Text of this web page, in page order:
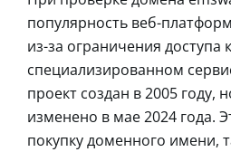
популярность веб-
из-за ограничения доступа
специализированном
проект создан в 2005
изменено в мае 2024 года.
покупку доменного имени,